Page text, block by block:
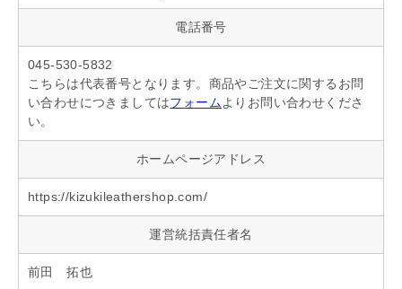
電話番号
045-530-5832
こちらは代表番号となります。商品やご注文に関するお問
い合わせにつきましてはフォームよりお問い合わせくださ
い。
ホームページアドレス
https://kizukileathershop.com/
運営統括責任者名
前田 拓也